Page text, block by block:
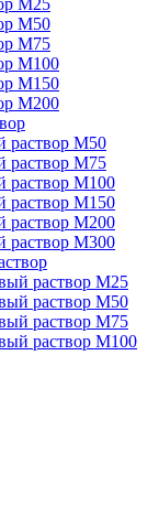
М25
М50
М75
М100
М150
М200
раствор М50
раствор М75
раствор М100
раствор М150
раствор М200
раствор М300
раствор М25
раствор М50
раствор М75
раствор М100